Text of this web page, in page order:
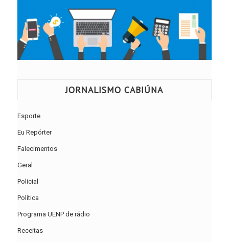
JORNALISMO CABIÚNA
Esporte
Eu Repórter
Falecimentos
Geral
Policial
Política
Programa UENP de rádio
Receitas